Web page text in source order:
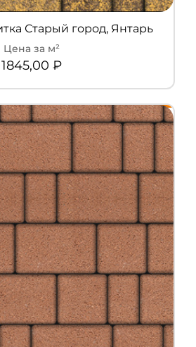
Старый город, Янтарь
1845,00 ₽